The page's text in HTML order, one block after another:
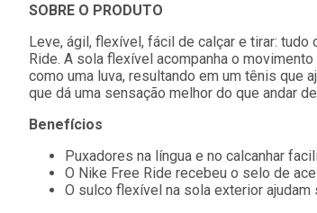
SOBRE O PRODUTO
Leve, ágil, flexível, fácil de calçar e tirar:
Ride. A sola flexível acompanha o
como uma luva, resultando em um tênis que
que dá uma sensação melhor do que andar
Benefícios
Puxadores na língua e no calcanhar
O Nike Free Ride recebeu o selo de
O sulco flexível na sola exterior